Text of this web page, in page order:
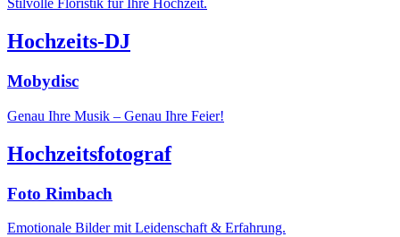
Stilvolle Floristik für Ihre Hochzeit.
Hochzeits-DJ
Mobydisc
Genau Ihre Musik – Genau Ihre Feier!
Hochzeitsfotograf
Foto Rimbach
Emotionale Bilder mit Leidenschaft & Erfahrung.